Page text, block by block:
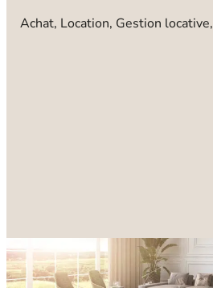
Achat, Location, Gestion